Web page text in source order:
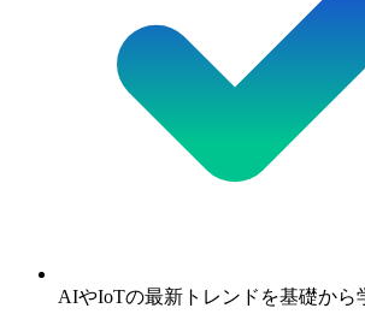
AIやIoTの最新トレンドを基礎から